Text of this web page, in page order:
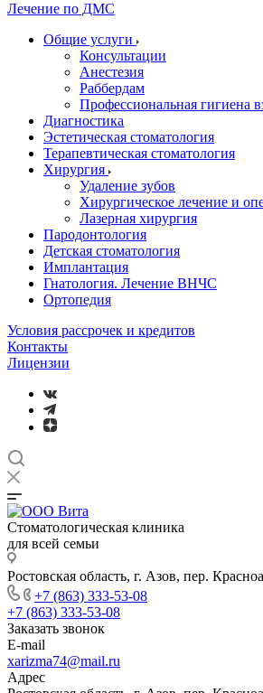
Лечение по ДМС
Общие услуги
Консультации
Анестезия
Раббердам
Профессиональная гигиена
Диагностика
Эстетическая стоматология
Терапевтическая стоматология
Хирургия
Удаление зубов
Хирургическое лечение и
Лазерная хирургия
Пародонтология
Детская стоматология
Имплантация
Гнатология. Лечение ВНЧС
Ортопедия
Условия рассрочек и кредитов
Контакты
Лицензии
Стоматологическая клиника
для всей семьи
Ростовская область, г. Азов, пер.
+7 (863) 333-53-08
+7 (863) 333-53-08
Заказать звонок
E-mail
xarizma74@mail.ru
Адрес